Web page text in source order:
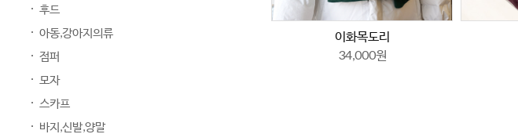
후드
아동,강아지의류
점퍼
모자
스카프
바지,신발,양말
이화목도리
34,000원